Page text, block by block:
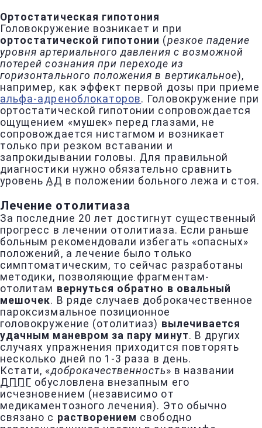
Ортостатическая гипотония
Головокружение возникает и при
ортостатической гипотонии (резкое падение
уровня артериального давления с возможной
потерей сознания при переходе из
горизонтального положения в вертикальное),
например, как эффект первой дозы при приеме
альфа-адреноблокаторов. Головокружение при
ортостатической гипотонии сопровождается
ощущением «мушек» перед глазами, не
сопровождается нистагмом и возникает
только при резком вставании и
запрокидывании головы. Для правильной
диагностики нужно обязательно сравнить
уровеньАД в положении больного лежа и стоя.
Лечение отолитиаза
За последние 20 лет достигнут существенный
прогресс в лечении отолитиаза. Если раньше
больным рекомендовали избегать «опасных»
положений, а лечение было только
симптоматическим, то сейчас разработаны
методики, позволяющие фрагментам-
отолитам вернуться обратно в овальный
мешочек. В ряде случаев доброкачественное
пароксизмальное позиционное
головокружение (отолитиаз) вылечивается
удачным маневром за пару минут. В других
случаях упражнения приходится повторять
несколько дней по 1-3 раза в день.
Кстати, «доброкачественность» в названии
ДППГ обусловлена внезапным его
исчезновением (независимо от
медикаментозного лечения). Это обычно
связано с растворением свободно